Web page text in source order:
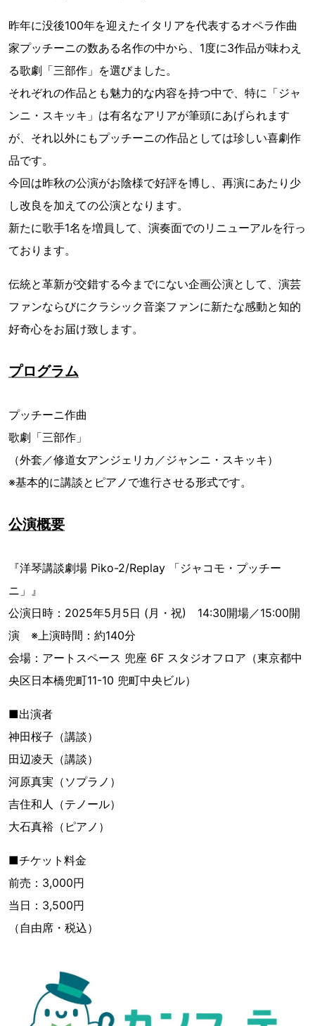
昨年に没後100年を迎えたイタリアを代表するオペラ作曲
家プッチーニの数ある名作の中から、1度に3作品が味わえ
る歌劇「三部作」を選びました。
それぞれの作品とも魅力的な内容を持つ中で、特に「ジャ
ンニ・スキッキ」は有名なアリアが筆頭にあげられます
が、それ以外にもプッチーニの作品としては珍しい喜劇作
品です。
今回は昨秋の公演がお陰様で好評を博し、再演にあたり少
し改良を加えての公演となります。
新たに歌手1名を増員して、演奏面でのリニューアルを行っ
ております。
伝統と革新が交錯する今までにない企画公演として、演芸
ファンならびにクラシック音楽ファンに新たな感動と知的
好奇心をお届け致します。
プログラム
プッチーニ作曲
歌劇「三部作」
（外套／修道女アンジェリカ／ジャンニ・スキッキ）
※基本的に講談とピアノで進行させる形式です。
公演概要
『洋琴講談劇場 Piko-2/Replay 「ジャコモ・プッチー
ニ」』
公演日時：2025年5月5日 (月・祝) 14:30開場／15:00開
演 ※上演時間：約140分
会場：アートスペース 兜座 6F スタジオフロア（東京都中
央区日本橋兜町11-10 兜町中央ビル）
■出演者
神田桜子（講談）
田辺凌天（講談）
河原真実（ソプラノ）
吉住和人（テノール）
大石真裕（ピアノ）
■チケット料金
前売：3,000円
当日：3,500円
（自由席・税込）